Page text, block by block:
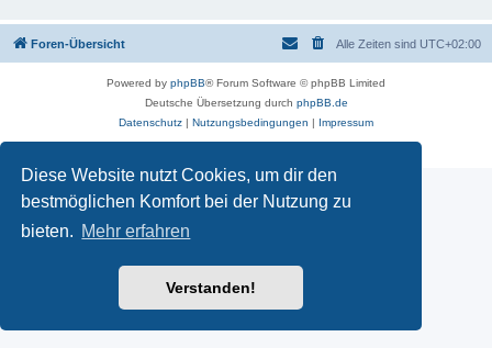
Diese Website nutzt Cookies, um dir den
bestmöglichen Komfort bei der Nutzung zu
bieten. Mehr erfahren
Verstanden!
Foren-Übersicht Alle Zeiten sind UTC+02:00
Powered by phpBB® Forum Software © phpBB Limited
Deutsche Übersetzung durch phpBB.de
Datenschutz | Nutzungsbedingungen | Impressum